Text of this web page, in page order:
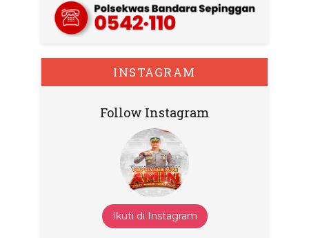
INSTAGRAM
Follow Instagram
Ikuti di Instagram